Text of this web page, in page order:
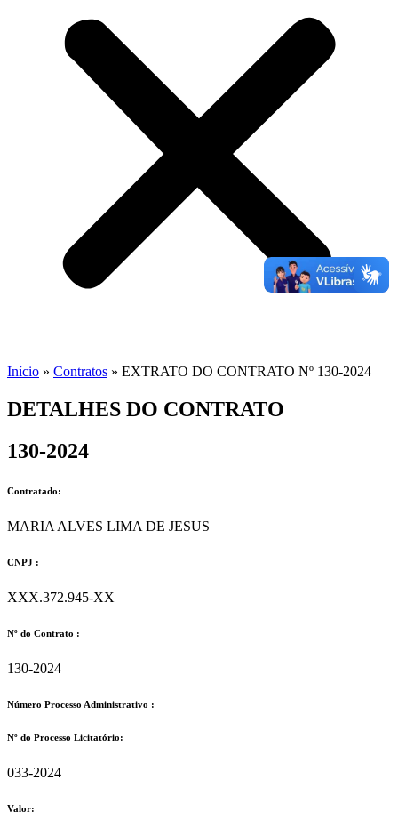
Início » Contratos » EXTRATO DO CONTRATO Nº 130-2024
DETALHES DO CONTRATO​
130-2024
Contratado:
MARIA ALVES LIMA DE JESUS
CNPJ :
XXX.372.945-XX
Nº do Contrato :
130-2024
Número Processo Administrativo :
Nº do Processo Licitatório:
033-2024
Valor: